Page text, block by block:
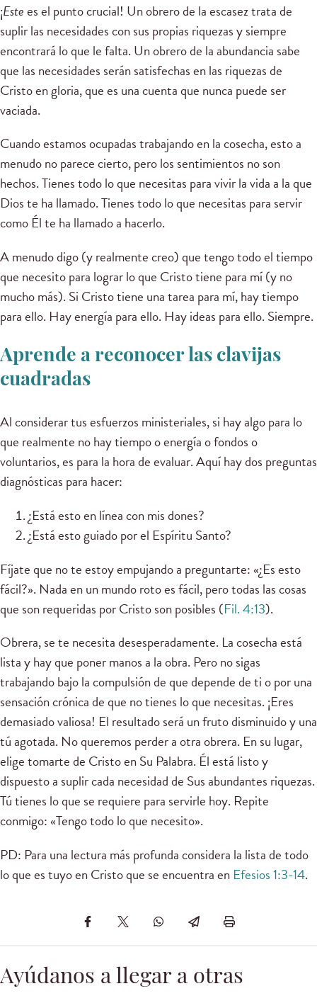
¡Estees el punto crucial! Un obrero de la escasez trata de
suplir las necesidades con sus propias riquezas y siempre
encontrará lo que le falta. Un obrero de la abundancia sabe
que las necesidades serán satisfechas en las riquezas de
Cristo en gloria, que es una cuenta que nunca puede ser
vaciada.
Cuando estamos ocupadas trabajando en la cosecha, esto a
menudo no parece cierto, pero los sentimientos no son
hechos. Tienes todo lo que necesitas para vivir la vida a la que
Dios te ha llamado. Tienes todo lo que necesitas para servir
como Él te ha llamado a hacerlo.
A menudo digo (y realmente creo) que tengo todo el tiempo
que necesito para lograr lo que Cristo tiene para mí (y no
mucho más). Si Cristo tiene una tarea para mí, hay tiempo
para ello. Hay energía para ello. Hay ideas para ello. Siempre.
Aprende a reconocer las clavijas
cuadradas
Al considerar tus esfuerzos ministeriales, si hay algo para lo
que realmente no hay tiempo o energía o fondos o
voluntarios, es para la hora de evaluar. Aquí hay dos preguntas
diagnósticas para hacer:
¿Está esto en línea con mis dones?
¿Está esto guiado por el Espíritu Santo?
Fíjate que no te estoy empujando a preguntarte: «¿Es esto
fácil?». Nada en un mundo roto es fácil, pero todas las cosas
que son requeridas por Cristo son posibles (Fil. 4:13).
Obrera, se te necesita desesperadamente. La cosecha está
lista y hay que poner manos a la obra. Pero no sigas
trabajando bajo la compulsión de que depende de ti o por una
sensación crónica de que no tienes lo que necesitas. ¡Eres
demasiado valiosa! El resultado será un fruto disminuido y una
tú agotada. No queremos perder a otra obrera. En su lugar,
elige tomarte de Cristo en Su Palabra. Él está listo y
dispuesto a suplir cada necesidad de Sus abundantes riquezas.
Tú tienes lo que se requiere para servirle hoy. Repite
conmigo: «Tengo todo lo que necesito».
PD: Para una lectura más profunda considera la lista de todo
lo que es tuyo en Cristo que se encuentra en Efesios 1:3-14.
Ayúdanos a llegar a otras